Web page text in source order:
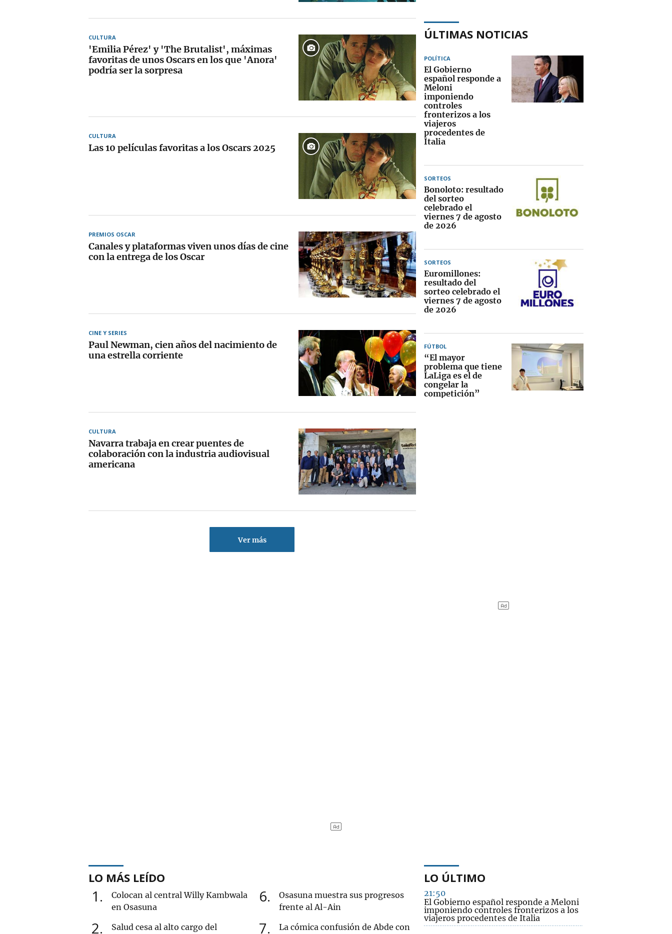
CULTURA
'Emilia Pérez' y 'The Brutalist', máximas
favoritas de unos Oscars en los que 'Anora'
podría ser la sorpresa
CULTURA
Las 10 películas favoritas a los Oscars 2025
PREMIOS OSCAR
Canales y plataformas viven unos días de cine
con la entrega de los Oscar
CINE Y SERIES
Paul Newman, cien años del nacimiento de
una estrella corriente
CULTURA
Navarra trabaja en crear puentes de
colaboración con la industria audiovisual
americana
Ver más
ÚLTIMAS NOTICIAS
POLÍTICA
El Gobierno
español responde a
Meloni
imponiendo
controles
fronterizos a los
viajeros
procedentes de
Italia
SORTEOS
Bonoloto: resultado
del sorteo
celebrado el
viernes 7 de agosto
de 2026
SORTEOS
Euromillones:
resultado del
sorteo celebrado el
viernes 7 de agosto
de 2026
FÚTBOL
“El mayor
problema que tiene
LaLiga es el de
congelar la
competición”
LO MÁS LEÍDO
1
Colocan al central Willy Kambwala
en Osasuna
2
Salud cesa al alto cargo del
6
Osasuna muestra sus progresos
frente al Al-Ain
7
La cómica confusión de Abde con
LO ÚLTIMO
21:50
El Gobierno español responde a Meloni
imponiendo controles fronterizos a los
viajeros procedentes de Italia